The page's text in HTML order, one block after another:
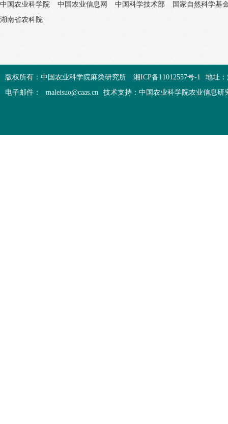
中国农业科学院 中国农业信息网 中国科学技术部
国家自然科学基
湖南省农科院
版权所有：中国农业科学院麻类研究所 湘ICP备11012557号-1
地址
电子邮件：
maleisuo@caas.cn 技术支持：中国农业科学院农业信息研